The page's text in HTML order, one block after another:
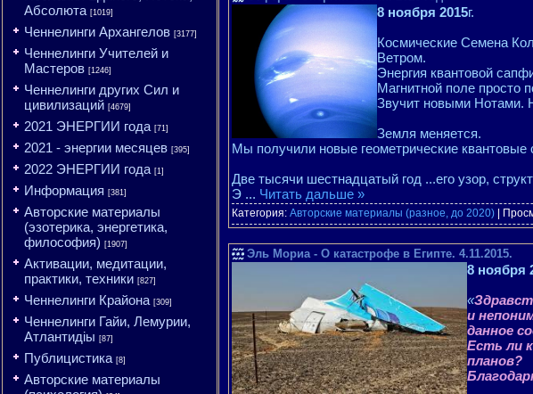
Абсолюта [1019]
Ченнелинги Архангелов [3177]
Ченнелинги Учителей и
Мастеров [1246]
Ченнелинги других Сил и
цивилизаций [4679]
2021 ЭНЕРГИИ года [71]
2021 - энергии месяцев [395]
2022 ЭНЕРГИИ года [1]
Информация [381]
Авторские материалы
(эзотерика, энергетика,
философия) [1907]
Активации, медитации,
практики, техники [827]
Ченнелинги Крайона [309]
Ченнелинги Гайи, Лемурии,
Атлантидіы [87]
Публицистика [8]
Авторские материалы
8 ноября 2015г.
Космические Семена
Ветром.
Энергия квантовой
Магнитной поле просто
Звучит новыми Нотами.
Земля меняется.
Мы получили новые геометрические квантовые
Две тысячи шестнадцатый год ...его узор,
Э ... Читать дальше »
Категория: Авторские материалы (разное, до 2020) |
Эль Мориа - О катастрофе в Египте. 4.11.2015.
8 ноября
«
и
данное
Есть ли
планов?